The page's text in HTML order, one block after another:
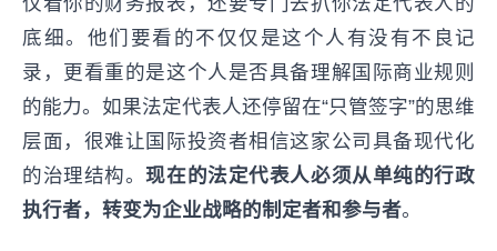
底细。他们要看的不仅仅是这个人有没有不良记
录，更看重的是这个人是否具备理解国际商业规则
的能力。如果法定代表人还停留在“只管签字”的思维
层面，很难让国际投资者相信这家公司具备现代化
的治理结构。现在的法定代表人必须从单纯的行政
执行者，转变为企业战略的制定者和参与者。